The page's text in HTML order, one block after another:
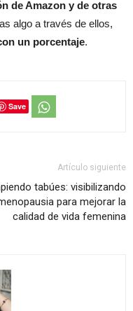
de Amazon y de otras
algo a través de ellos,
un porcentaje.
Save
Artículo siguiente
tabúes: visibilizando
para mejorar la
calidad de vida femenina